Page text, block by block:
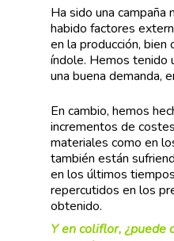
Ha sido una campaña
habido factores
en la producción,
índole. Hemos tenido
una buena demanda,
En cambio, hemos
incrementos de
materiales como en
también están
en los últimos
repercutidos en los
obtenido.
Y en coliflor, ¿puede